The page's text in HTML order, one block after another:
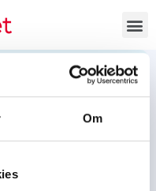
Om
og støt
til: